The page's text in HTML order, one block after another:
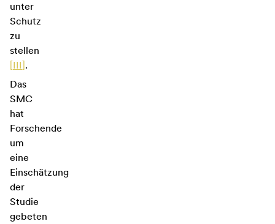
unter
Schutz
zu
stellen
[III].
Das
SMC
hat
Forschende
um
eine
Einschätzung
der
Studie
gebeten